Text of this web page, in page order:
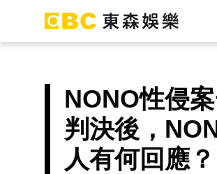
NONO性侵
判決後，
人有何回應？